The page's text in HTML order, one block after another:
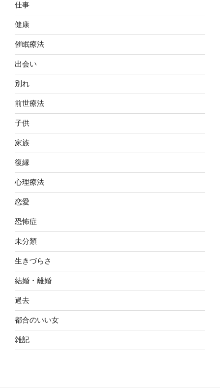
仕事
健康
催眠療法
出会い
別れ
前世療法
子供
家族
復縁
心理療法
恋愛
恐怖症
未分類
生きづらさ
結婚・離婚
過去
都合のいい女
雑記